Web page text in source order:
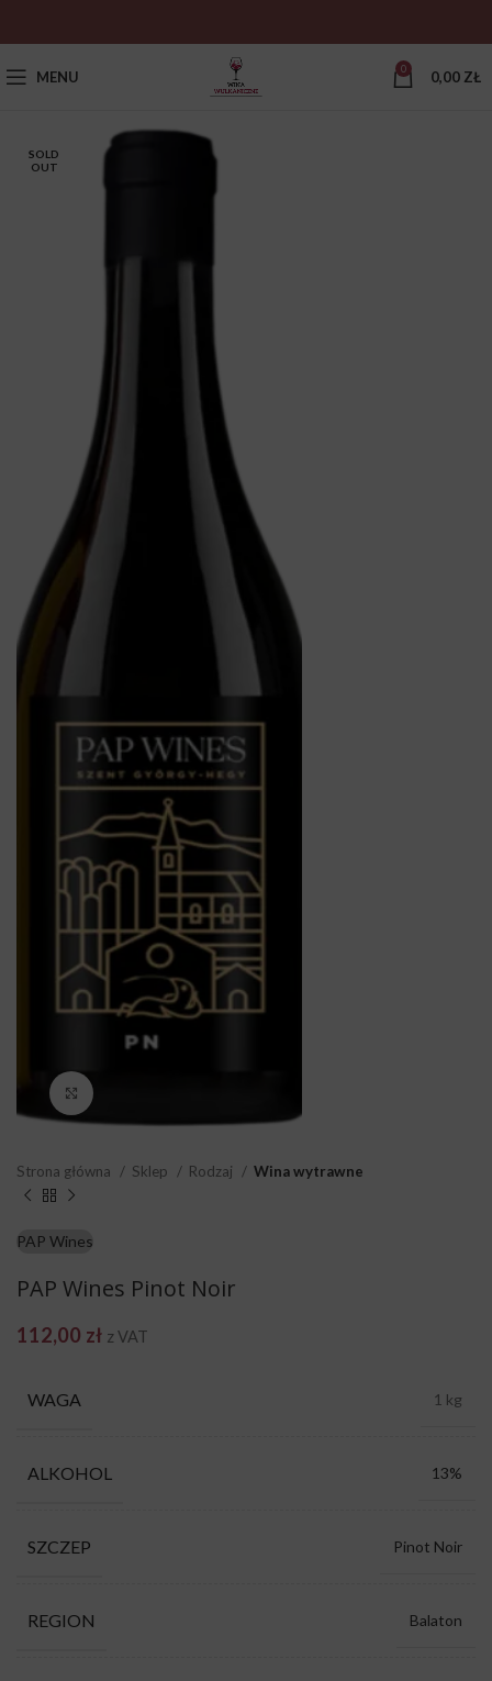
MENU 0 0,00 ZŁ
SOLD
OUT
Strona główna Sklep Rodzaj Wina wytrawne
PAP Wines
PAP Wines Pinot Noir
112,00 zł z VAT
WAGA 1 kg
ALKOHOL 13%
SZCZEP Pinot Noir
REGION Balaton